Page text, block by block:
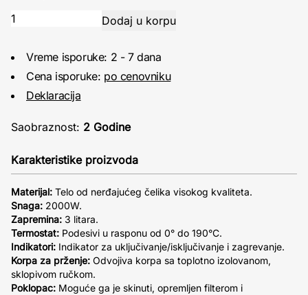
Vreme isporuke: 2 - 7 dana
Cena isporuke: po cenovniku
Deklaracija
Saobraznost: 2 Godine
Karakteristike proizvoda
Materijal: Telo od nerđajućeg čelika visokog kvaliteta.
Snaga: 2000W.
Zapremina: 3 litara.
Termostat: Podesivi u rasponu od 0° do 190°C.
Indikatori: Indikator za uključivanje/isključivanje i zagrevanje.
Korpa za prženje: Odvojiva korpa sa toplotno izolovanom,
sklopivom ručkom.
Poklopac: Moguće ga je skinuti, opremljen filterom i